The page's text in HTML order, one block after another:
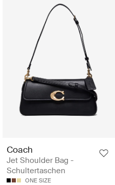
Coach
Jet Shoulder Bag -
Schultertaschen
ONE SIZE